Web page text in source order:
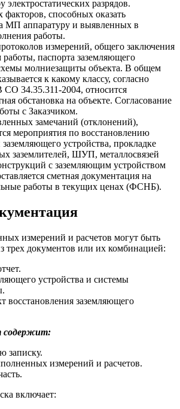
разрядов.
факторов, способных оказать
МП аппаратуру и выявленных в
работы.
измерений, общего заключения
работы, паспорта заземляющего
молниезащиты объекта. В общем
к какому классу, согласно
34.35.311-2004, относится
обстановка на объекте. Согласование
с Заказчиком.
замечаний (отклонений),
мероприятия по восстановлению
устройства, прокладке
заземлителей, ШУП, металлосвязей
с заземляющим устройством
сметная документация на
работы в текущих ценах (ФСНБ).
измерений и расчетов могут быть
трех документов или их комбинацией:
устройства и системы
восстановления заземляющего
содержит:
записку.
измерений и расчетов.
включает: